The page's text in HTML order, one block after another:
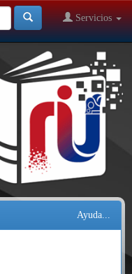
Servicios
Ayuda...